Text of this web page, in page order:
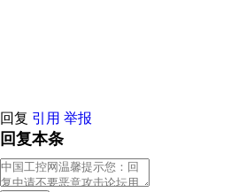
回复 引用 举报
回复本条